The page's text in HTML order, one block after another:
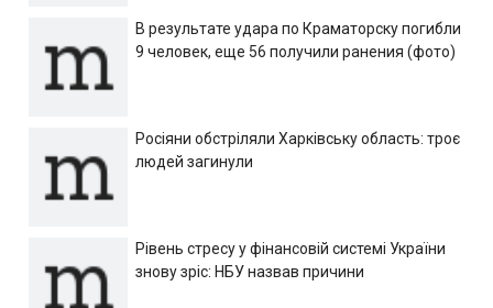
В результате удара по Краматорску погибли
9 человек, еще 56 получили ранения (фото)
Росіяни обстріляли Харківську область: троє
людей загинули
Рівень стресу у фінансовій системі України
знову зріс: НБУ назвав причини